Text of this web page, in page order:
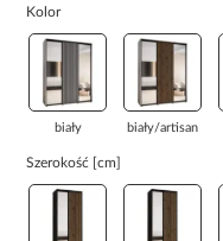
Kolor
biały biały/artisan
Szerokość [cm]